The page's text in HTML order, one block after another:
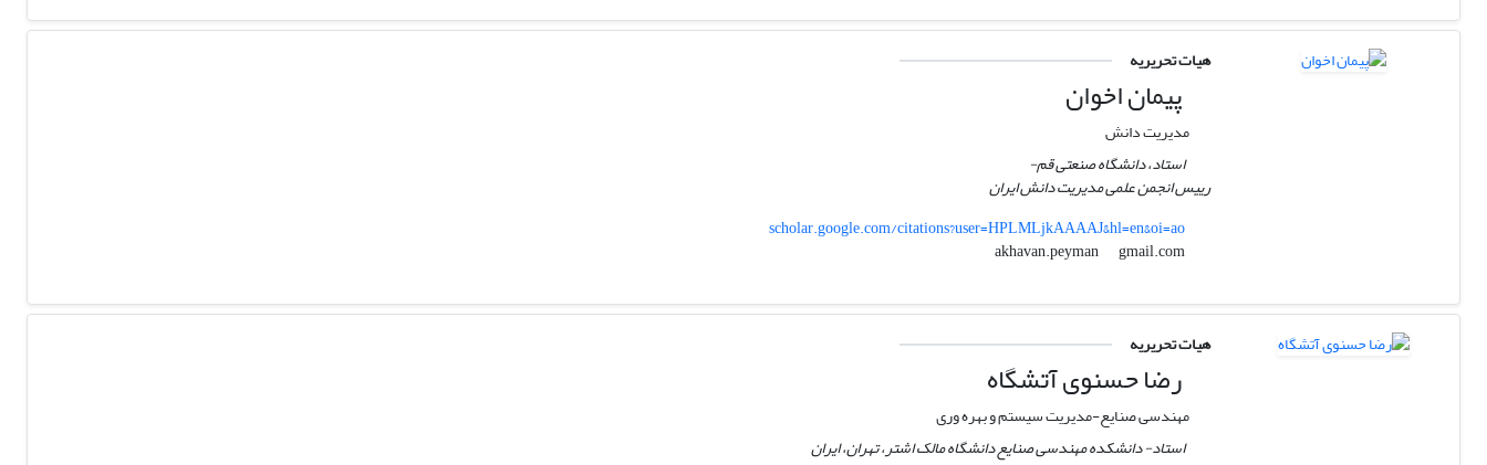
هیات تحریریه
پیمان اخوان
مدیریت دانش
استاد، دانشگاه صنعتی قم-
رییس انجمن علمی مدیریت دانش ایران
scholar.google.com/citations?user=HPLMLjkAAAAJ&hl=en&oi=ao
akhavan.peyman
gmail.com
هیات تحریریه
رضا حسنوی آتشگاه
مهندسی صنایع-مدیریت سیستم و بهره وری
استاد- دانشکده مهندسی صنایع دانشگاه مالک اشتر، تهران، ایران